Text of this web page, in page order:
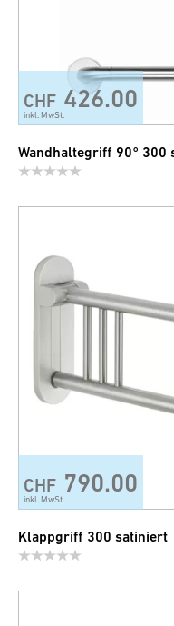
CHF 426.00
inkl. MwSt.
Wandhaltegriff 90° 300
CHF 790.00
inkl. MwSt.
Klappgriff 300 satiniert